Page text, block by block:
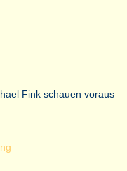
Fink schauen voraus